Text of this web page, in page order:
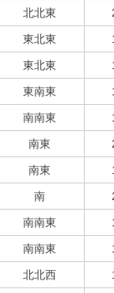
北北東
東北東
東北東
東南東
南南東
南東
南東
南
南南東
南南東
北北西